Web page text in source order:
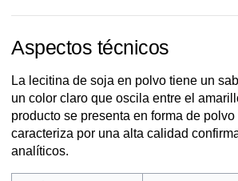
Aspectos técnicos
La lecitina de soja en polvo tiene un
un color claro que oscila entre el
producto se presenta en forma de polvo
caracteriza por una alta calidad
analíticos.